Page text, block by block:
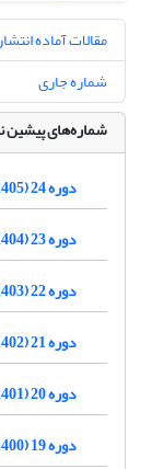
مقالات آماده
شماره جاری
شماره‌های پیشین
دوره 24 (1405)
دوره 23 (1404)
دوره 22 (1403)
دوره 21 (1402)
دوره 20 (1401)
دوره 19 (1400)